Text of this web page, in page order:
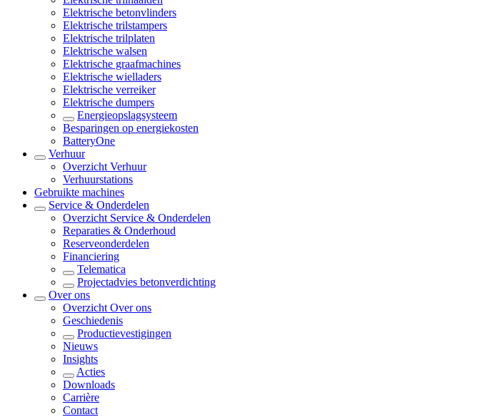
Elektrische betonvlinders
Elektrische trilstampers
Elektrische trilplaten
Elektrische walsen
Elektrische graafmachines
Elektrische wielladers
Elektrische verreiker
Elektrische dumpers
Energieopslagsysteem
Besparingen op energiekosten
BatteryOne
Verhuur
Overzicht Verhuur
Verhuurstations
Gebruikte machines
Service & Onderdelen
Overzicht Service & Onderdelen
Reparaties & Onderhoud
Reserveonderdelen
Financiering
Telematica
Projectadvies betonverdichting
Over ons
Overzicht Over ons
Geschiedenis
Productievestigingen
Nieuws
Insights
Acties
Downloads
Carrière
Contact